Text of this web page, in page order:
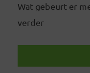
Wat gebeurt er
verder